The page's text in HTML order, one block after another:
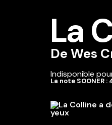
La
De Wes
Indisponible
La note SOONER :